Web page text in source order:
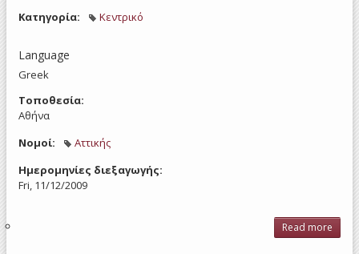
Κατηγορία: Κεντρικό
Language
Greek
Τοποθεσία:
Αθήνα
Νομοί:
Αττικής
Ημερομηνίες διεξαγωγής:
Fri, 11/12/2009
Read more